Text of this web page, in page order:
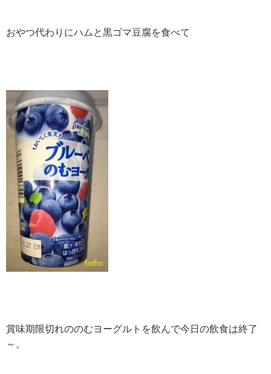
おやつ代わりにハムと黒ゴマ豆腐を食べて
賞味期限切れののむヨーグルトを飲んで今日の飲食は終了
～。